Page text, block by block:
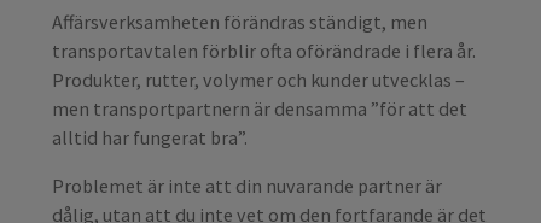
Affärsverksamheten förändras ständigt, men
transportavtalen förblir ofta oförändrade i flera år.
Produkter, rutter, volymer och kunder utvecklas –
men transportpartnern är densamma ”för att det
alltid har fungerat bra”.
Problemet är inte att din nuvarande partner är
dålig, utan att du inte vet om den fortfarande är det